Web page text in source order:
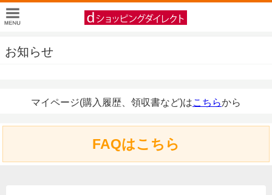
お知らせ
マイページ(購入履歴、領収書など)はこちらから
FAQはこちら